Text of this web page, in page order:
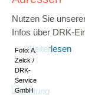
Nutzen Sie
Infos über DRK-
Weiterlesen
Foto: A.
Zelck /
DRK-
Service
GmbH